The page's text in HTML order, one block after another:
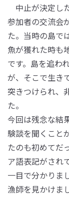
中止が決定し
参加者の交流会
た。当時の島で
魚が獲れた時も
です。島を追わ
が、そこで生き
突きつけられ、
た。
今回は残念な結
験談を聞くこと
たのも初めてだ
ア語表記がされ
一目で分かりま
漁師を見かけま